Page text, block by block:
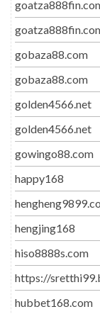
gobaza88.com
gobaza88.com
golden4566.net
golden4566.net
gowingo88.com
happy168
hengjing168
hiso8888s.com
https://
hubbet168.com